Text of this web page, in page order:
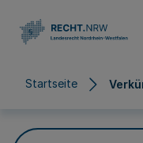
Startseite